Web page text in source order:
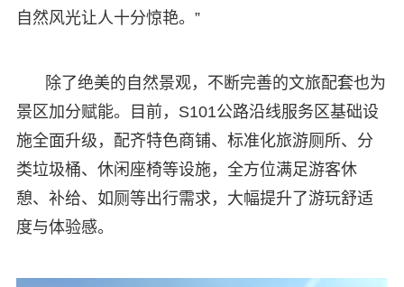
自然风光让人十分惊艳。”
除了绝美的自然景观，不断完善的文旅配套也为
景区加分赋能。目前，S101公路沿线服务区基础设
施全面升级，配齐特色商铺、标准化旅游厕所、分
类垃圾桶、休闲座椅等设施，全方位满足游客休
憩、补给、如厕等出行需求，大幅提升了游玩舒适
度与体验感。